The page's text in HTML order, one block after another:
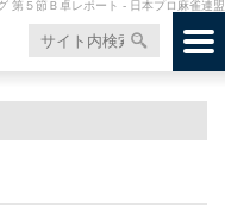
第５節Ｂ卓レポート - 日本プロ麻雀連盟